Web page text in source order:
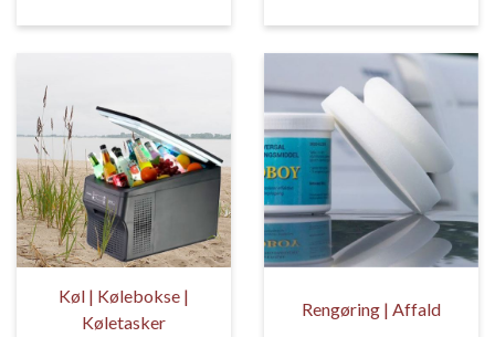
Køl | Kølebokse |
Køletasker
Rengøring | Affald